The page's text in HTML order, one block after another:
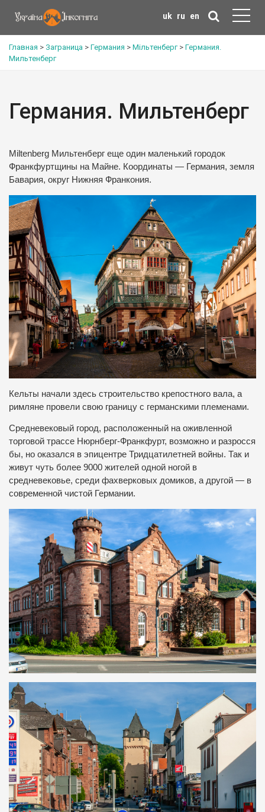
uk ru en
Главная > Заграница > Германия > Мільтенберг> Германия.
Мильтенберг
Германия. Мильтенберг
Miltenberg Мильтенберг еще один маленький городок
Франкфуртщины на Майне. Координаты — Германия, земля
Бавария, округ Нижняя Франкония.
Кельты начали здесь строительство крепостного вала, а
римляне провели свою границу с германскими племенами.
Средневековый город, расположенный на оживленной
торговой трассе Нюрнберг-Франкфурт, возможно и разросся
бы, но оказался в эпицентре Тридцатилетней войны. Так и
живут чуть более 9000 жителей одной ногой в
средневековье, среди фахверковых домиков, а другой — в
современной чистой Германии.